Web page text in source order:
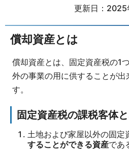
更新日：2025
償却資産とは
償却資産とは、固定資産税の1
外の事業の用に供することが出
す。
固定資産税の課税客体
土地および家屋以外の固定
することができる資産であ